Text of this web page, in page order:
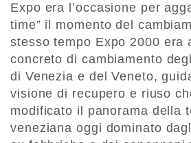
Expo era l’occasione per
time” il momento del
stesso tempo Expo 2000 era
concreto di cambiamento
di Venezia e del Veneto,
visione di recupero e riuso
modificato il panorama della
veneziana oggi dominato